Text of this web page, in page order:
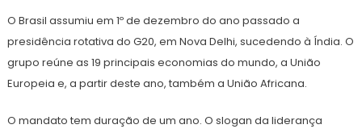
O Brasil assumiu em 1º de dezembro do ano passado a
presidência rotativa do G20, em Nova Delhi, sucedendo à Índia. O
grupo reúne as 19 principais economias do mundo, a União
Europeia e, a partir deste ano, também a União Africana.
O mandato tem duração de um ano. O slogan da liderança